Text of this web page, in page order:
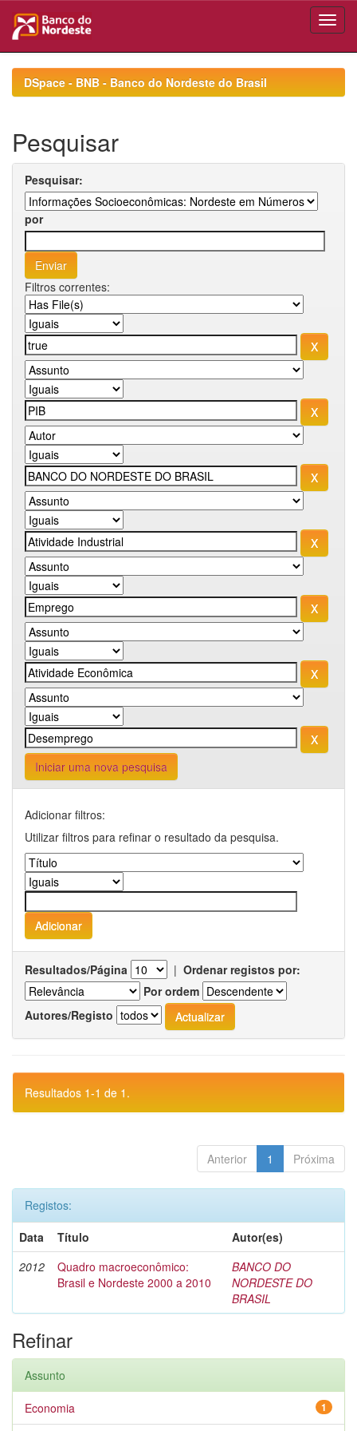
navigationDSpace - BNB - Banco do Nordeste do Brasil
Pesquisar
Pesquisar:
por
Filtros correntes:
Iniciar uma nova pesquisa
Adicionar filtros:
Utilizar filtros para refinar o resultado da pesquisa.
Resultados/Página | Ordenar registos por:
Por ordem
Autores/Registo
Resultados 1-1 de 1.
Anterior 1 Próxima
Registos:
Data
Título
Autor(es)
2012
Quadro macroeconômico:
Brasil e Nordeste 2000 a 2010
BANCO DO
NORDESTE DO
BRASIL
Refinar
Assunto
1
Economia